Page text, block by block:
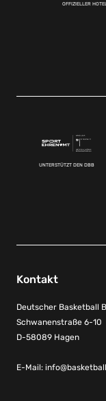
OFFIZIELLER
UNTERSTÜTZT DEN DBB
Kontakt
Deutscher Basketball
Schwanenstraße 6-10
D-58089 Hagen
E-Mail: